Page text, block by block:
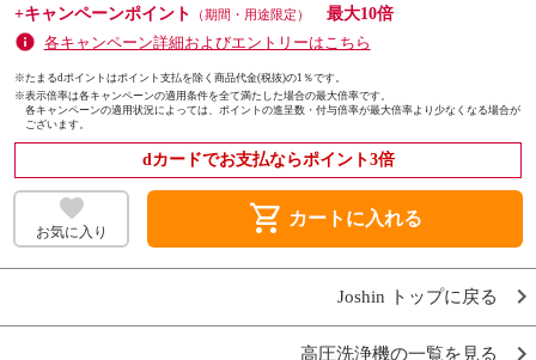
+キャンペーンポイント
（期間・用途限定）
最大10倍
各キャンペーン詳細およびエントリーはこちら
※たまるdポイントはポイント支払を除く商品代金(税抜)の1％です。
※表示倍率は各キャンペーンの適用条件を全て満たした場合の最大倍率です。
各キャンペーンの適用状況によっては、ポイントの進呈数・付与倍率が最大倍率より少なくなる場合が
ございます。
dカードでお支払ならポイント3倍
お気に入り shopping_cart カートに入れる
Joshin トップに戻る
高圧洗浄機の一覧を見る